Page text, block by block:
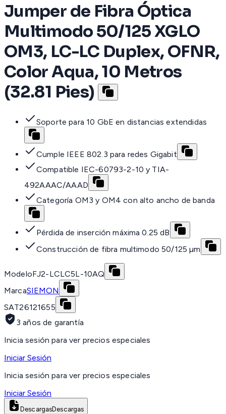
Jumper de Fibra Óptica
Multimodo 50/125 XGLO
OM3, LC-LC Duplex, OFNR,
Color Aqua, 10 Metros
(32.81 Pies)
Soporte para 10 GbE en distancias extendidas
Cumple IEEE 802.3 para redes Gigabit
Compatible IEC-60793-2-10 y TIA-
492AAAC/AAAD
Categoría OM3 y OM4 con alto ancho de banda
Pérdida de inserción máxima 0.25 dB
Construcción de fibra multimodo 50/125 µm
ModeloFJ2-LCLC5L-10AQ
MarcaSIEMON
SAT26121655
3 años de garantía
Inicia sesión para ver precios especiales
Iniciar Sesión
Inicia sesión para ver precios especiales
Iniciar Sesión
DescargasDescargas